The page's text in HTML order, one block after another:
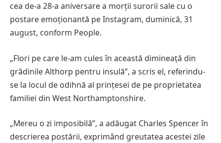
cea de-a 28-a aniversare a morții surorii sale cu o
postare emoționantă pe Instagram, duminică, 31
august, conform People.
„Flori pe care le-am cules în această dimineață din
grădinile Althorp pentru insulă”, a scris el, referindu-
se la locul de odihnă al prințesei de pe proprietatea
familiei din West Northamptonshire.
„Mereu o zi imposibilă”, a adăugat Charles Spencer în
descrierea postării, exprimând greutatea acestei zile